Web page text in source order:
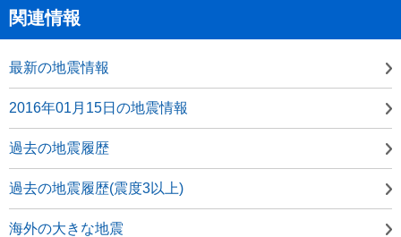
関連情報
最新の地震情報
2016年01月15日の地震情報
過去の地震履歴
過去の地震履歴(震度3以上)
海外の大きな地震